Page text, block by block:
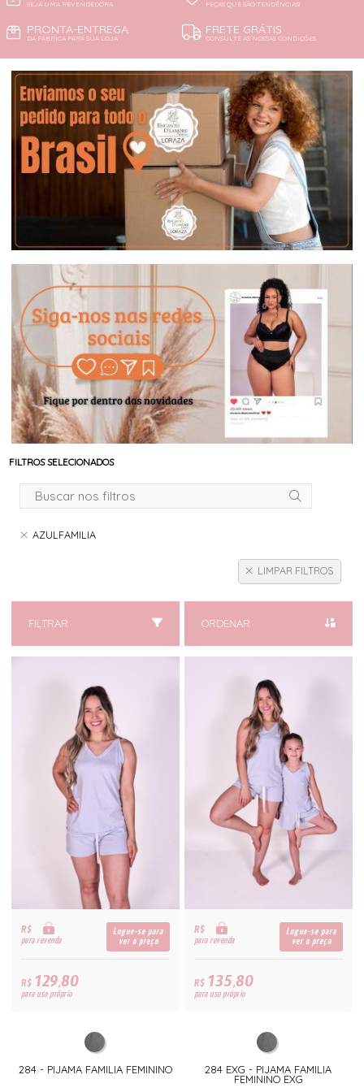
SEJA UMA REVENDEDORA PEÇAS QUE SÃO TENDÊNCIAS!
PRONTA-ENTREGA
DA FÁBRICA PARA SUA LOJA
FRETE GRÁTIS
CONSULTE AS NOSSAS CONDIÇÕES
FILTROS SELECIONADOS
AZULFAMILIA
LIMPAR FILTROS
FILTRAR ORDENAR
R$
para revenda
Logue-se para
ver o preço
R$129,80
para uso próprio
284 - PIJAMA FAMILIA FEMININO
R$
para revenda
Logue-se para
ver o preço
R$135,80
para uso próprio
284 EXG - PIJAMA FAMILIA
FEMININO EXG